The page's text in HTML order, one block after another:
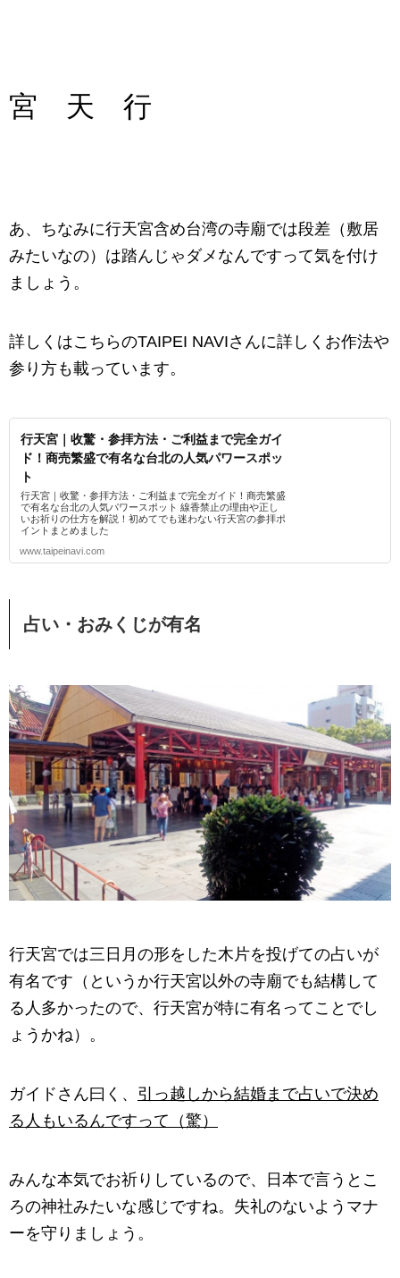
宮 天 行
あ、ちなみに行天宮含め台湾の寺廟では段差（敷居
みたいなの）は踏んじゃダメなんですって気を付け
ましょう。
詳しくはこちらのTAIPEI NAVIさんに詳しくお作法や
参り方も載っています。
行天宮｜收驚・参拝方法・ご利益まで完全ガイ
ド！商売繁盛で有名な台北の人気パワースポッ
ト
行天宮｜收驚・参拝方法・ご利益まで完全ガイド！商売繁盛
で有名な台北の人気パワースポット 線香禁止の理由や正し
いお祈りの仕方を解説！初めてでも迷わない行天宮の参拝ポ
イントまとめました
www.taipeinavi.com
占い・おみくじが有名
行天宮では三日月の形をした木片を投げての占いが
有名です（というか行天宮以外の寺廟でも結構して
る人多かったので、行天宮が特に有名ってことでし
ょうかね）。
ガイドさん曰く、 引っ越しから結婚まで占いで決め
る人もいるんですって（驚）
みんな本気でお祈りしているので、日本で言うとこ
ろの神社みたいな感じですね。失礼のないようマナ
ーを守りましょう。